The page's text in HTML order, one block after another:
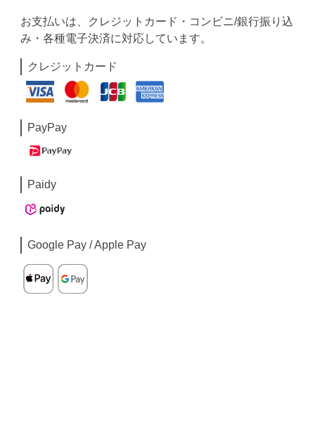
お支払いは、クレジットカード・コンビニ/銀行振り込
み・各種電子決済に対応しています。
クレジットカード
PayPay
Paidy
Google Pay / Apple Pay